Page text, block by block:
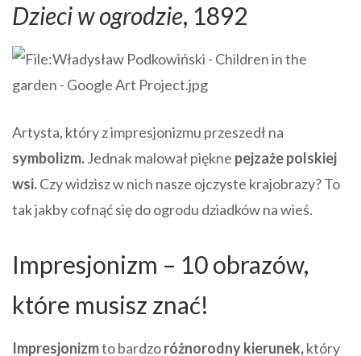
Dzieci w ogrodzie, 1892
Artysta, który z impresjonizmu przeszedł na
symbolizm.Jednak malował piękne pejzaże polskiej
wsi.Czy widzisz w nich nasze ojczyste krajobrazy? To
tak jakby cofnąć się do ogrodu dziadków na wieś.
Impresjonizm – 10 obrazów,
które musisz znać!
Impresjonizmto bardzoróżnorodny kierunek,który